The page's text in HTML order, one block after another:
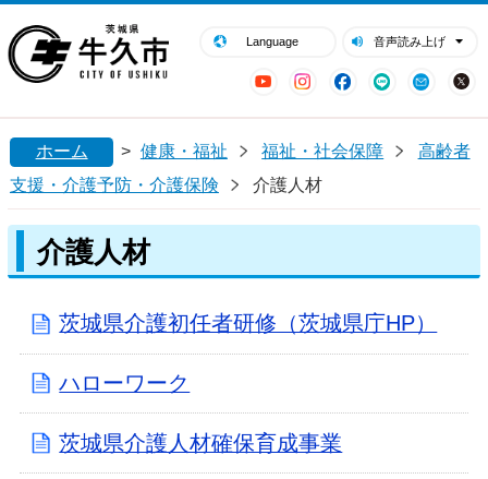
Language 音声読み上げ
YouTubeInstagram
Facebook
LINE Mail
閉じる
ホーム > 健康・福祉 福祉・社会保障
高齢者
支援・介護予防・介護保険
介護人材
介護人材
茨城県介護初任者研修（茨城県庁HP）
ハローワーク
茨城県介護人材確保育成事業